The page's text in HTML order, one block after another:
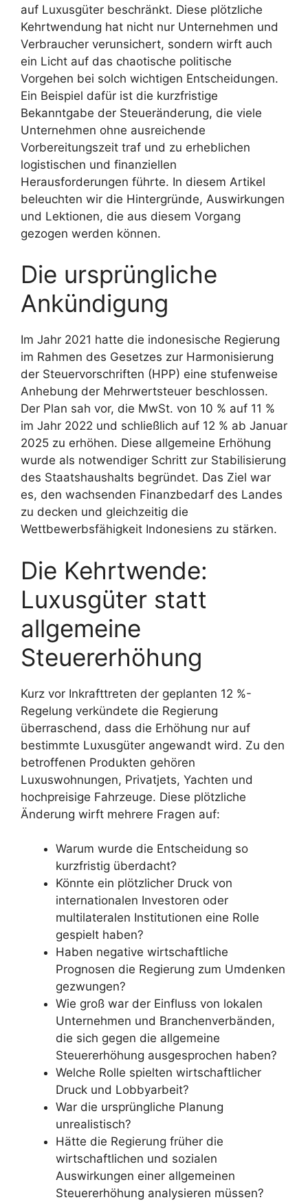
auf Luxusgüter beschränkt. Diese plötzliche
Kehrtwendung hat nicht nur Unternehmen und
Verbraucher verunsichert, sondern wirft auch
ein Licht auf das chaotische politische
Vorgehen bei solch wichtigen Entscheidungen.
Ein Beispiel dafür ist die kurzfristige
Bekanntgabe der Steueränderung, die viele
Unternehmen ohne ausreichende
Vorbereitungszeit traf und zu erheblichen
logistischen und finanziellen
Herausforderungen führte. In diesem Artikel
beleuchten wir die Hintergründe, Auswirkungen
und Lektionen, die aus diesem Vorgang
gezogen werden können.
Die ursprüngliche
Ankündigung
Im Jahr 2021 hatte die indonesische Regierung
im Rahmen des Gesetzes zur Harmonisierung
der Steuervorschriften (HPP) eine stufenweise
Anhebung der Mehrwertsteuer beschlossen.
Der Plan sah vor, die MwSt. von 10 % auf 11 %
im Jahr 2022 und schließlich auf 12 % ab Januar
2025 zu erhöhen. Diese allgemeine Erhöhung
wurde als notwendiger Schritt zur Stabilisierung
des Staatshaushalts begründet. Das Ziel war
es, den wachsenden Finanzbedarf des Landes
zu decken und gleichzeitig die
Wettbewerbsfähigkeit Indonesiens zu stärken.
Die Kehrtwende:
Luxusgüter statt
allgemeine
Steuererhöhung
Kurz vor Inkrafttreten der geplanten 12 %-
Regelung verkündete die Regierung
überraschend, dass die Erhöhung nur auf
bestimmte Luxusgüter angewandt wird. Zu den
betroffenen Produkten gehören
Luxuswohnungen, Privatjets, Yachten und
hochpreisige Fahrzeuge. Diese plötzliche
Änderung wirft mehrere Fragen auf:
Warum wurde die Entscheidung so
kurzfristig überdacht?
Könnte ein plötzlicher Druck von
internationalen Investoren oder
multilateralen Institutionen eine Rolle
gespielt haben?
Haben negative wirtschaftliche
Prognosen die Regierung zum Umdenken
gezwungen?
Wie groß war der Einfluss von lokalen
Unternehmen und Branchenverbänden,
die sich gegen die allgemeine
Steuererhöhung ausgesprochen haben?
Welche Rolle spielten wirtschaftlicher
Druck und Lobbyarbeit?
War die ursprüngliche Planung
unrealistisch?
Hätte die Regierung früher die
wirtschaftlichen und sozialen
Auswirkungen einer allgemeinen
Steuererhöhung analysieren müssen?